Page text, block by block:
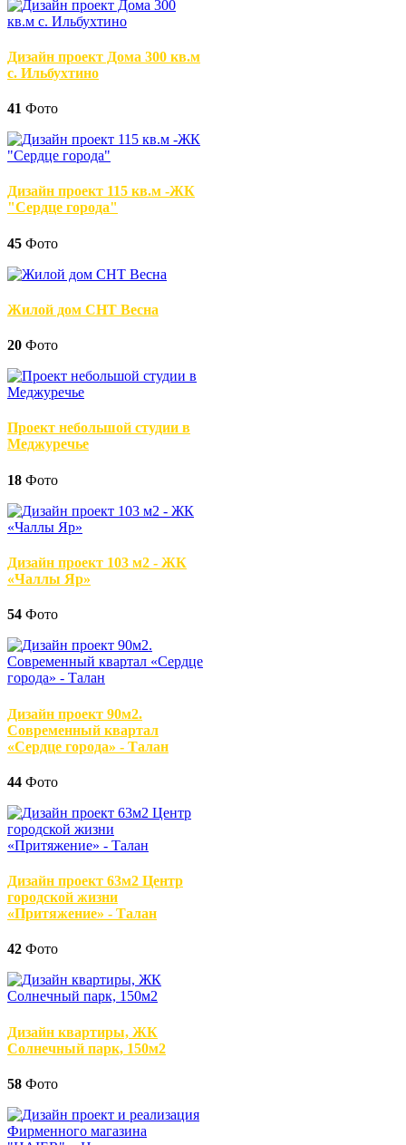
Дизайн проект Дома 300 кв.м
с. Ильбухтино
41 Фото
Дизайн проект 115 кв.м -ЖК
"Сердце города"
45 Фото
Жилой дом СНТ Весна
20 Фото
Проект небольшой студии в
Меджуречье
18 Фото
Дизайн проект 103 м2 - ЖК
«Чаллы Яр»
54 Фото
Дизайн проект 90м2.
Современный квартал
«Сердце города» - Талан
44 Фото
Дизайн проект 63м2 Центр
городской жизни
«Притяжение» - Талан
42 Фото
Дизайн квартиры, ЖК
Солнечный парк, 150м2
58 Фото